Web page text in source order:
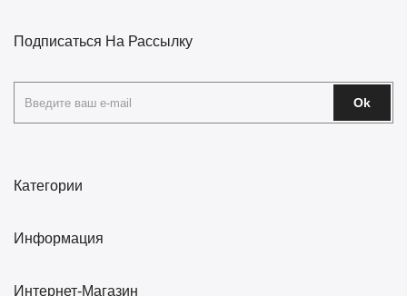
Категории
Информация
Интернет-Магазин
Подписаться На Рассылку
Ok